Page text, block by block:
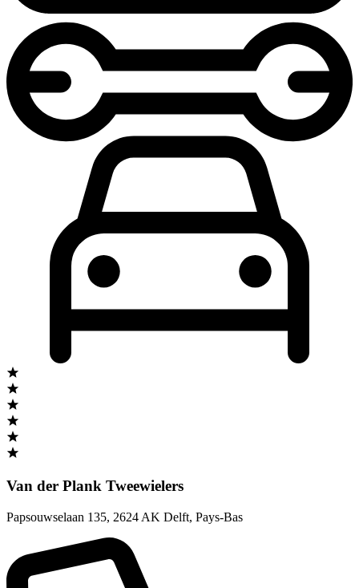
Van der Plank Tweewielers
Papsouwselaan 135, 2624 AK Delft, Pays-Bas